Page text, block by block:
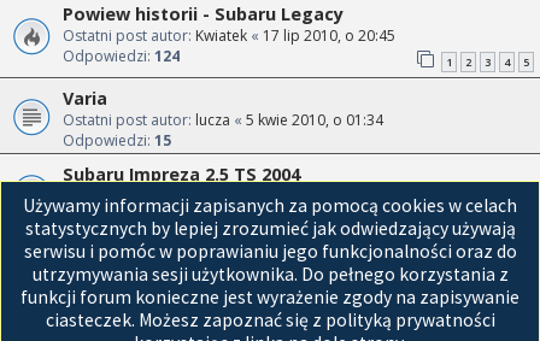
Powiew historii - Subaru Legacy
Ostatni post autor: Kwiatek « 17 lip 2010, o 20:45
Odpowiedzi: 124 1 2 3 4 5
Varia
Ostatni post autor: lucza « 5 kwie 2010, o 01:34
Odpowiedzi: 15
Subaru Impreza 2.5 TS 2004
Ostatni post autor: citan
20 mar 2010, o 09:49
Odpowiedzi:11
Przejdź do
Używamy informacji zapisanych za pomocą cookies w celach
statystycznych by lepiej zrozumieć jak odwiedzający używają
serwisu i pomóc w poprawianiu jego funkcjonalności oraz do
utrzymywania sesji użytkownika. Do pełnego korzystania z
funkcji forum konieczne jest wyrażenie zgody na zapisywanie
ciasteczek. Możesz zapoznać się z polityką prywatności
Strona główna